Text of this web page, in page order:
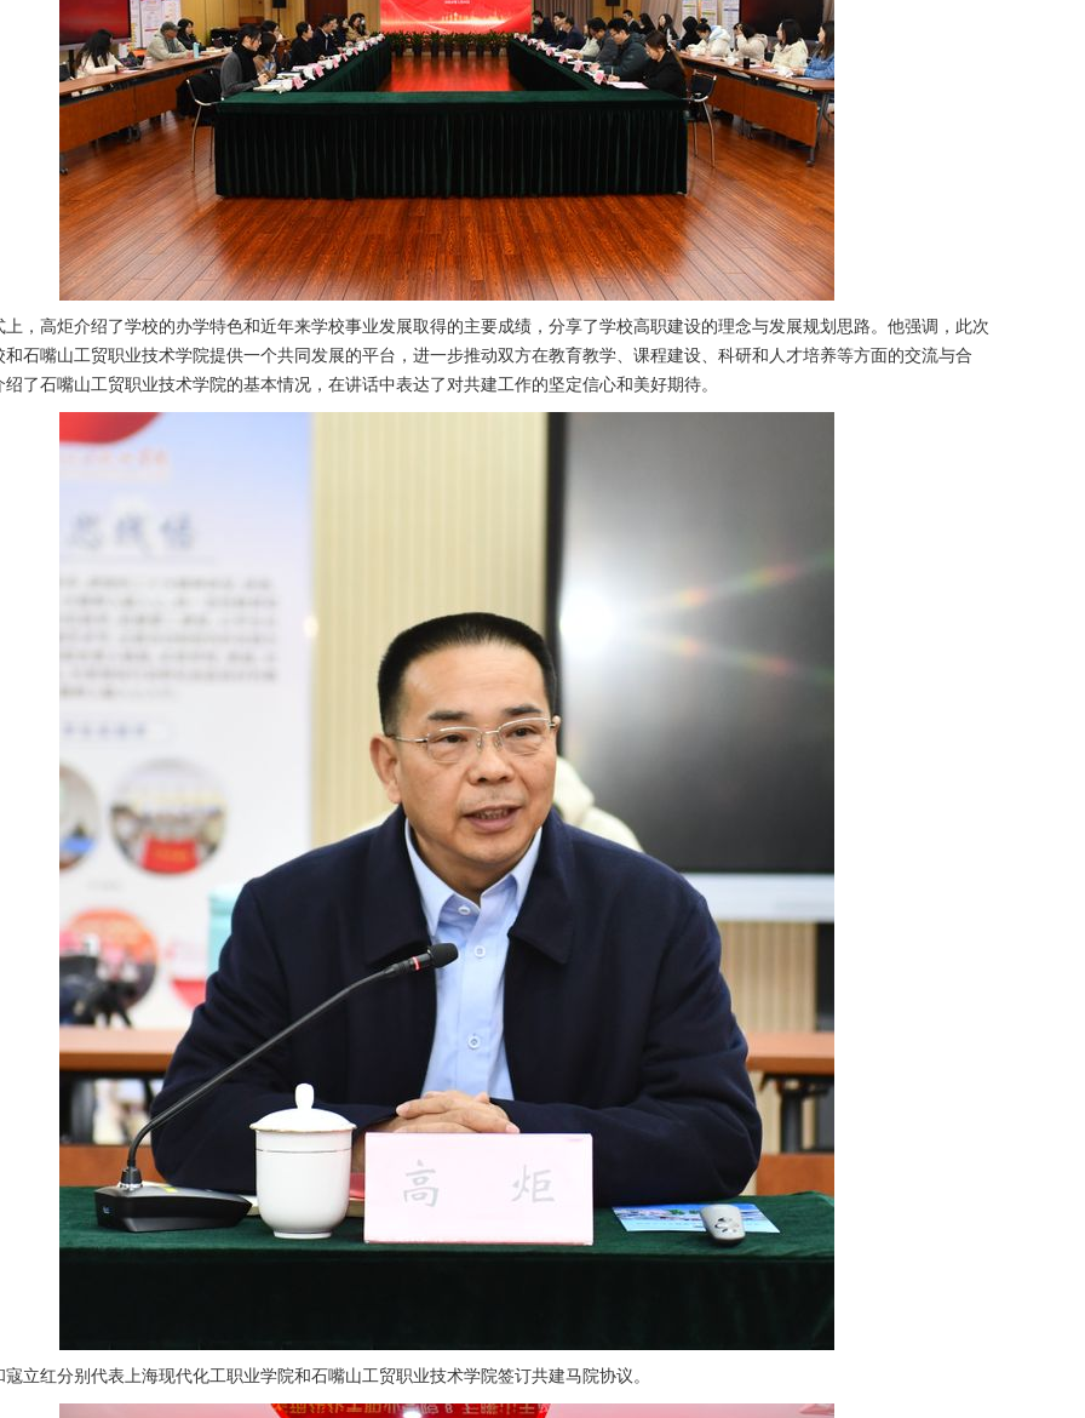
上，高炬介绍了学校的办学特色和近年来学校事业发展取得的主要成绩，分享了学校高职建设的理念与发展规划思路。他强调，此次
和石嘴山工贸职业技术学院提供一个共同发展的平台，进一步推动双方在教育教学、课程建设、科研和人才培养等方面的交流与合
绍了石嘴山工贸职业技术学院的基本情况，在讲话中表达了对共建工作的坚定信心和美好期待。
寇立红分别代表上海现代化工职业学院和石嘴山工贸职业技术学院签订共建马院协议。